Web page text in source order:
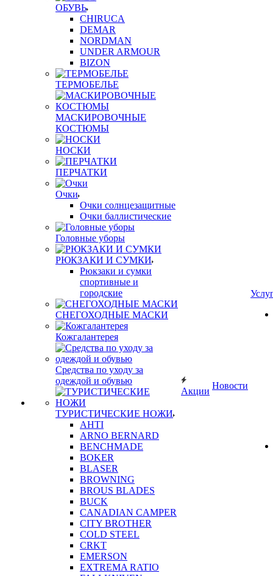
ОБУВЬ
CHIRUCA
DEMAR
NORDMAN
UNDER ARMOUR
BIZON
ТЕРМОБЕЛЬЕ
МАСКИРОВОЧНЫЕ
КОСТЮМЫ
НОСКИ
ПЕРЧАТКИ
Очки
Очки солнцезащитные
Очки баллистические
Головные уборы
РЮКЗАКИ И СУМКИ
Рюкзаки и сумки
спортивные и
городские
СНЕГОХОДНЫЕ МАСКИ
Кожгалантерея
Средства по уходу за
одеждой и обувью
ТУРИСТИЧЕСКИЕ НОЖИ
AHTI
ARNO BERNARD
BENCHMADE
BOKER
BLASER
BROWNING
BROUS BLADES
BUCK
CANADIAN CAMPER
CITY BROTHER
COLD STEEL
CRKT
EMERSON
EXTREMA RATIO
Акции
Новости